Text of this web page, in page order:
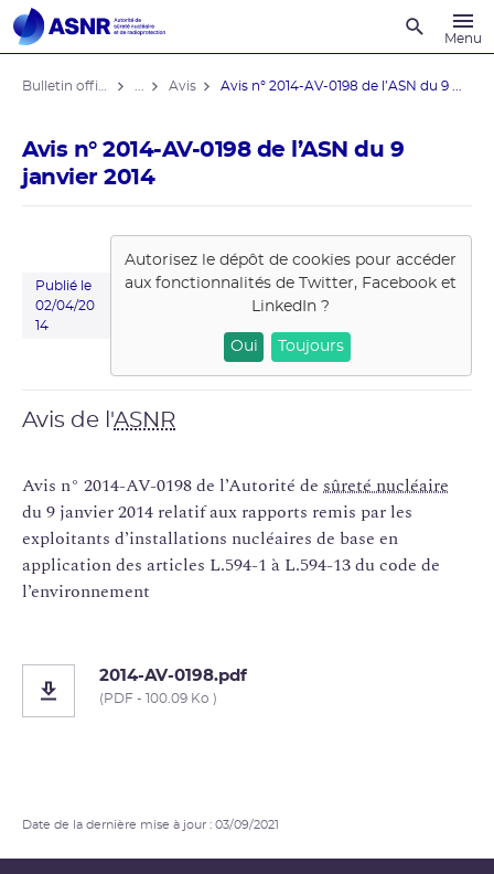
Menu
Avis Avis n° 2014-AV-0198 de l’ASN du 9 ...
Avis n° 2014-AV-0198 de l’ASN du 9
janvier 2014
Publié le
02/04/20
14
Autorisez le dépôt de cookies pour accéder
aux fonctionnalités deTwitter, Facebook et
LinkedIn ?
Oui Toujours
Avis de l'ASNR
Avis n° 2014-AV-0198 de l’Autorité de sûreté nucléaire
du 9 janvier 2014 relatif aux rapports remis par les
exploitants d’installations nucléaires de base en
application des articles L.594-1 à L.594-13 du code de
l’environnement
2014-AV-0198.pdf
(PDF - 100.09 Ko )
Date de la dernière mise à jour : 03/09/2021